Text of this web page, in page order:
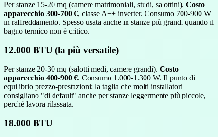
Per stanze 15-20 mq (camere matrimoniali, studi, salottini). Costo
apparecchio 300-700 €, classe A++ inverter. Consumo 700-900 W
in raffreddamento. Spesso usata anche in stanze più grandi quando il
bagno termico non è critico.
12.000 BTU (la più versatile)
Per stanze 20-30 mq (salotti medi, camere grandi). Costo
apparecchio 400-900 €. Consumo 1.000-1.300 W. Il punto di
equilibrio prezzo-prestazioni: la taglia che molti installatori
consigliano "di default" anche per stanze leggermente più piccole,
perché lavora rilassata.
18.000 BTU